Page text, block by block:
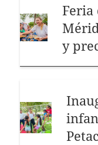
Feria
y
Petac